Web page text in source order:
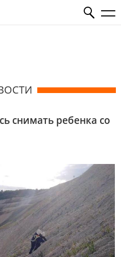
снимать ребенка со